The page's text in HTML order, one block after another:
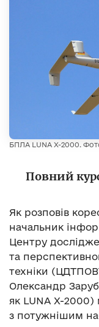
БПЛА LUNA X-2000.
Повний
Як розповів
начальник
Центру
та
техніки
Олександр
як LUNA X-2000)
з потужнішим